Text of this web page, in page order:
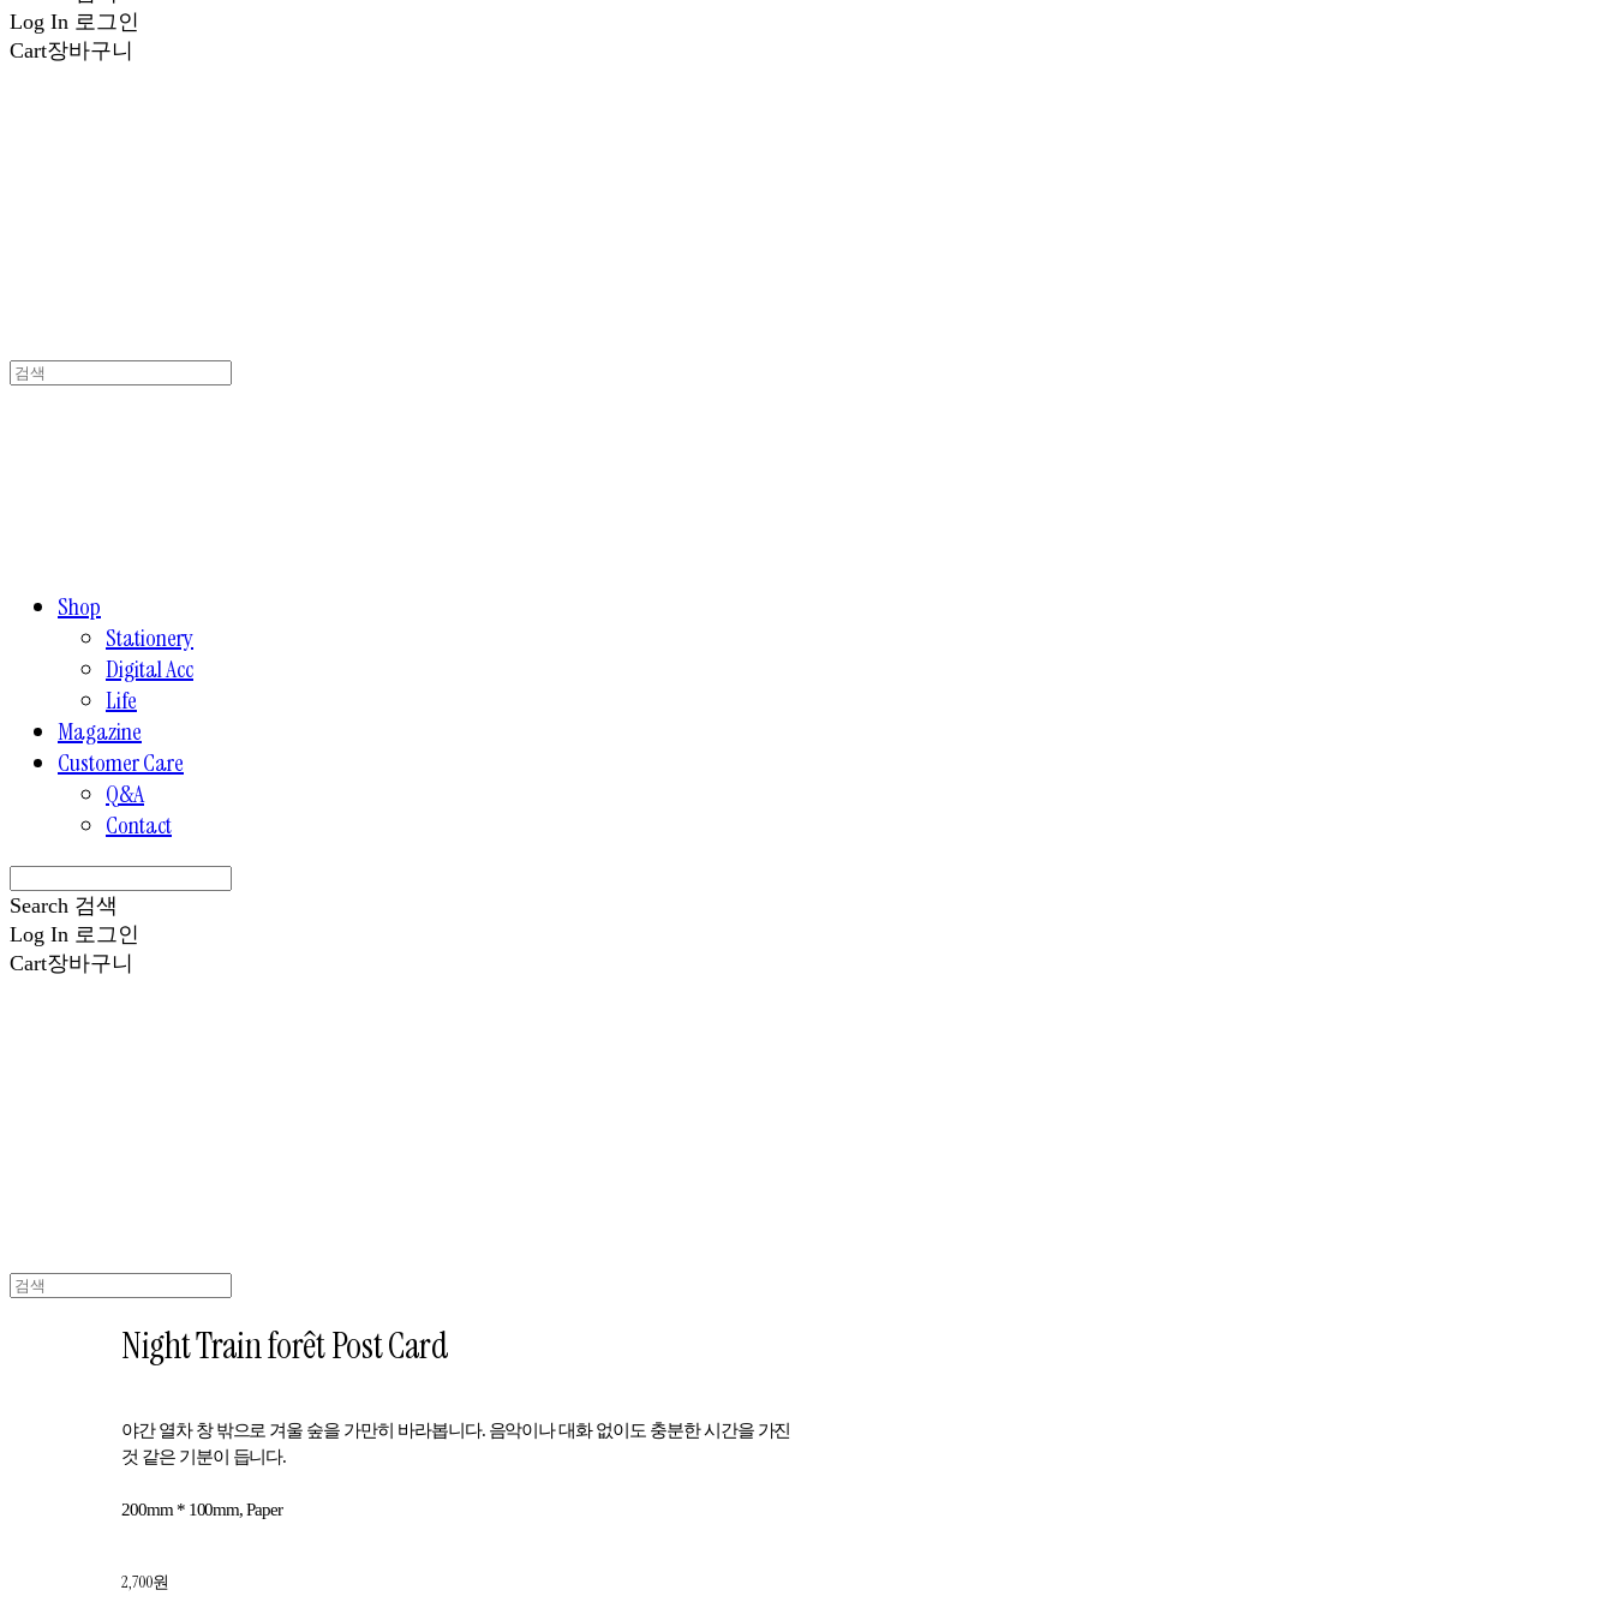
Log In 로그인
Cart장바구니
Shop
Stationery
Digital Acc
Life
Magazine
Customer Care
Q&A
Contact
Search 검색
Log In 로그인
Cart장바구니
Night Train forêt Post Card
야간 열차 창 밖으로 겨울 숲을 가만히 바라봅니다. 음악이나 대화 없이도 충분한 시간을 가진
것 같은 기분이 듭니다.
200mm * 100mm, Paper
2,700원